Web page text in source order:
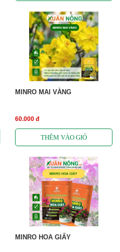
MINRO MAI VÀNG
60.000 đ
MINRO HOA GIẤY